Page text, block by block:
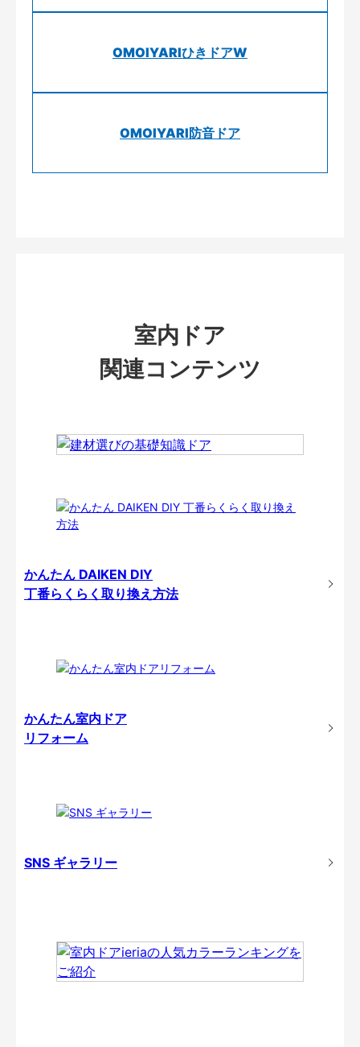
OMOIYARIひきドアW
OMOIYARI防音ドア
室内ドア
関連コンテンツ
かんたん DAIKEN DIY
丁番らくらく取り換え方法
かんたん室内ドア
リフォーム
SNS ギャラリー